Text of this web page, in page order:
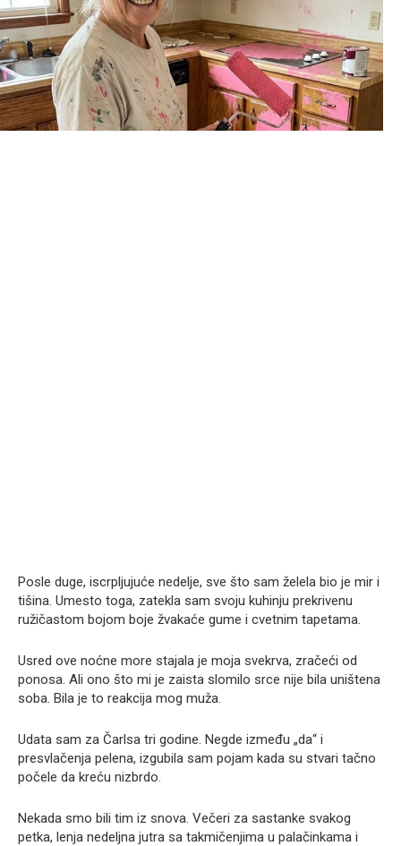
Posle duge, iscrpljujuće nedelje, sve što sam želela bio je mir i
tišina. Umesto toga, zatekla sam svoju kuhinju prekrivenu
ružičastom bojom boje žvakaće gume i cvetnim tapetama.
Usred ove noćne more stajala je moja svekrva, zračeći od
ponosa. Ali ono što mi je zaista slomilo srce nije bila uništena
soba. Bila je to reakcija mog muža.
Udata sam za Čarlsa tri godine. Negde između „da“ i
presvlačenja pelena, izgubila sam pojam kada su stvari tačno
počele da kreću nizbrdo.
Nekada smo bili tim iz snova. Večeri za sastanke svakog
petka, lenja nedeljna jutra sa takmičenjima u palačinkama i